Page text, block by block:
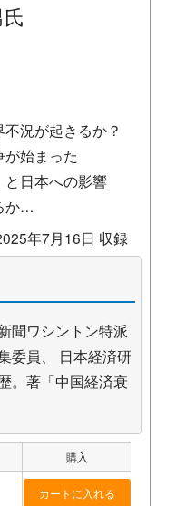
況が起きるか？
始まった
日本への影響
か…
年7月16日 収録
聞ワシントン特派
委員、 日本経済研
。著「中国経済衰
購入